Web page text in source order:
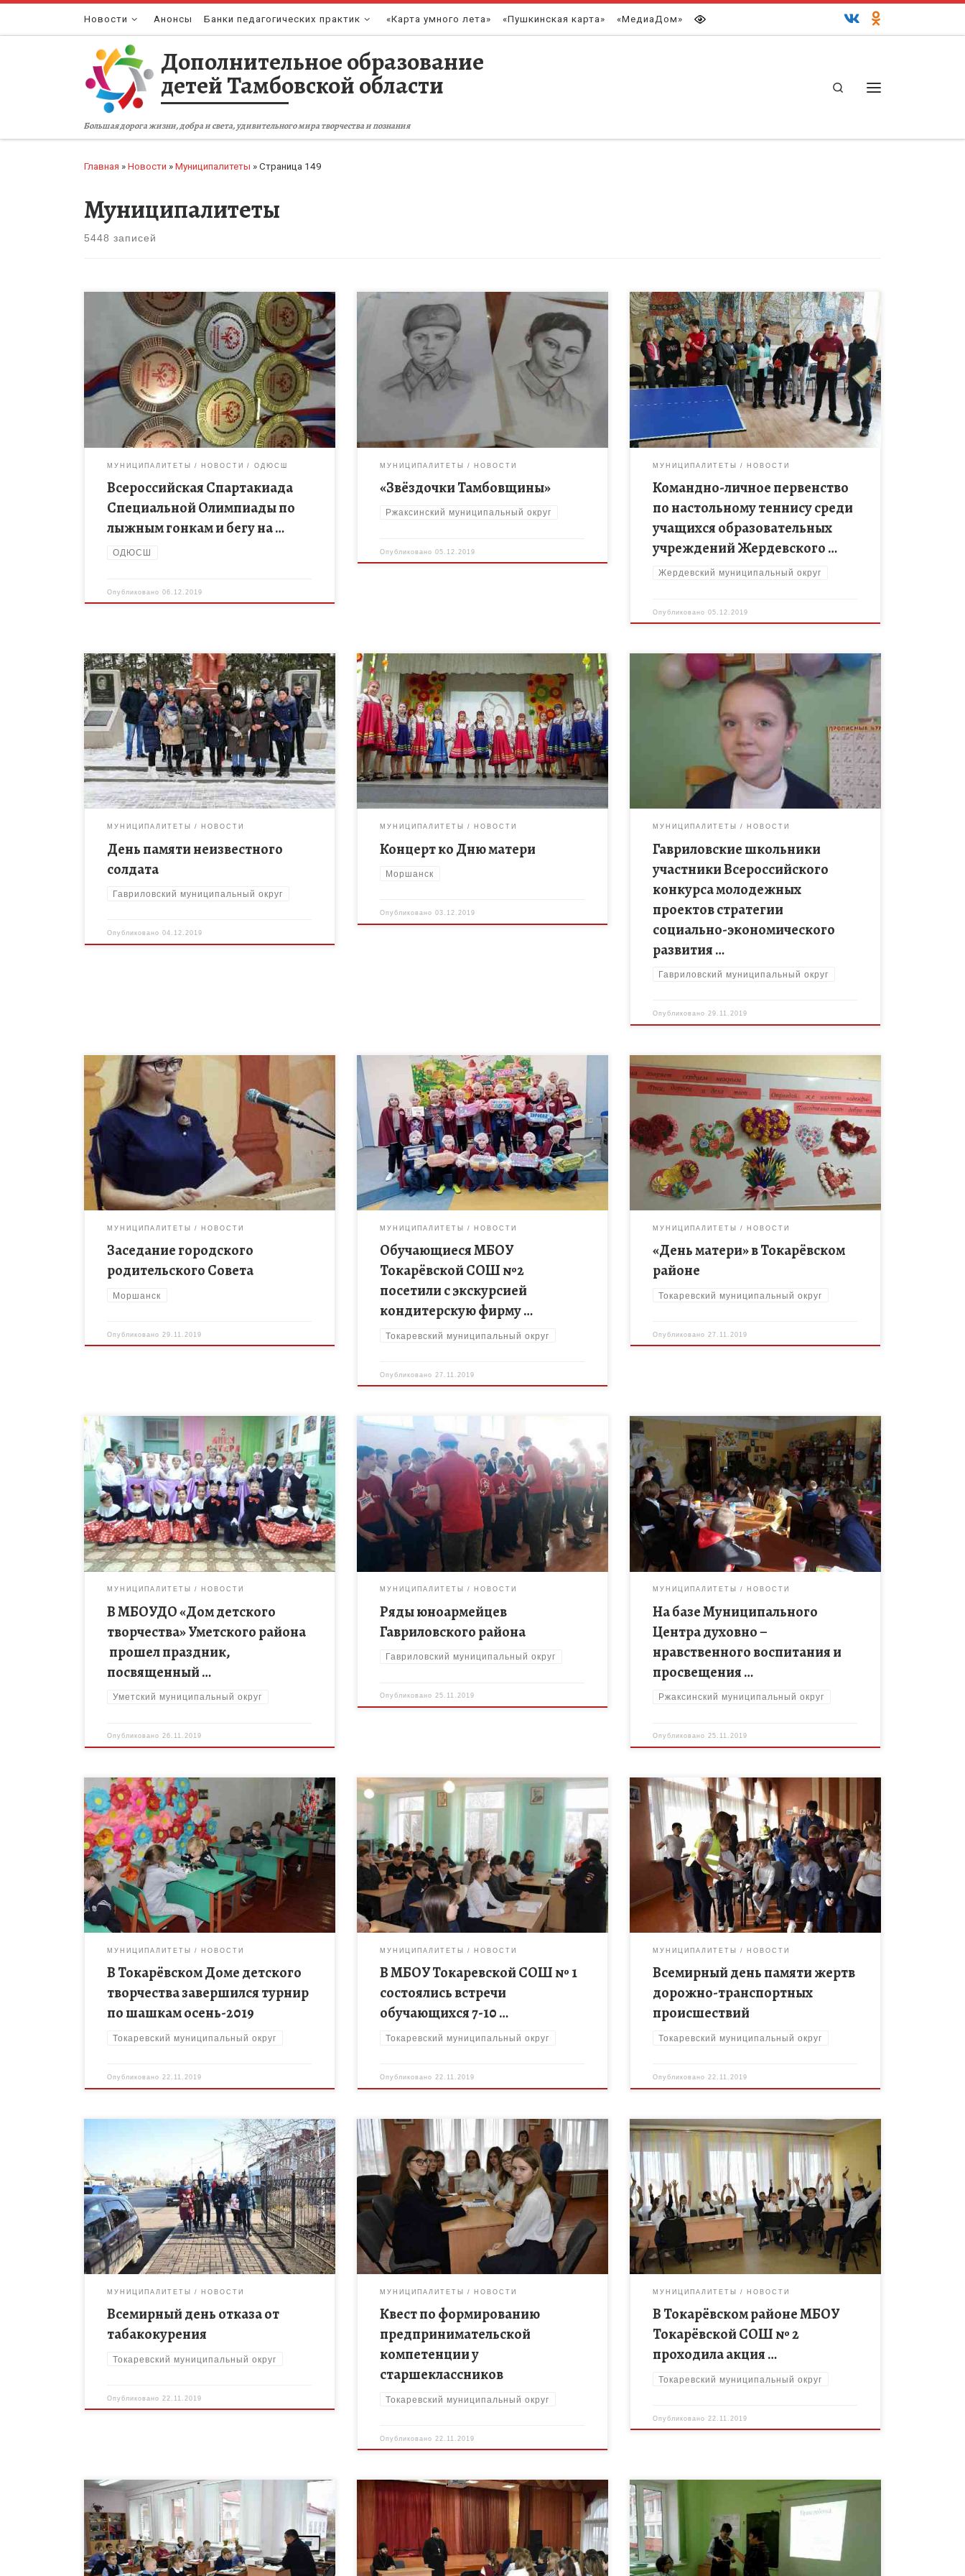
Перейти к содержимому
Новости Анонсы Банки педагогических практик «Карта умного лета» «Пушкинская карта» «МедиаДом»
Дополнительное образование
детей Тамбовской области
Большая дорога жизни, добра и света, удивительного мира творчества и познания
Search
Главная » Новости » Муниципалитеты » Страница 149
Муниципалитеты
5448 записей
С 1 по 5 декабря в городе Бердске Новосибирской
области прошла Всероссийская Спартакиада
Специальной Олимпиады по лыжным гонкам и бегу
на снегоступах. В 2019 году […]
МУНИЦИПАЛИТЕТЫ НОВОСТИ ОДЮСШ
Всероссийская Спартакиада
Специальной Олимпиады по
лыжным гонкам и бегу на …
ОДЮСШ
Опубликовано06.12.2019
В целях выявления, развития и поддержки
талантливых, одарённых детей 4 декабря 2019
года на базе МБОУ ДО «Дом детского творчества
им. Героя Советского Союза […]
МУНИЦИПАЛИТЕТЫ НОВОСТИ
«Звёздочки Тамбовщины»
Ржаксинский муниципальный округ
Опубликовано05.12.2019
4 декабря 2019 года на базе МБОУ ДО
Жердевского ДДТ прошло командно-личное
первенство по настольному теннису среди
учащихся образовательных учреждений
Жердевского района. В первенстве приняли […]
МУНИЦИПАЛИТЕТЫ НОВОСТИ
Командно-личное первенство
по настольному теннису среди
учащихся образовательных
учреждений Жердевского …
Жердевский муниципальный округ
Опубликовано05.12.2019
3 декабря во всех школах Гавриловского района
прошел День памяти неизвестного солдата. День
Неизвестного солдата — памятная дата в России, с
2014 года отмечаемая ежегодно […]
МУНИЦИПАЛИТЕТЫ НОВОСТИ
День памяти неизвестного
солдата
Гавриловский муниципальный округ
Опубликовано04.12.2019
В МБОУ ДО «Центр дополнительного образования
для детей» 28 и 29 ноября прошли концерты
посвящённые Дню матери. Участниками стали
учащиеся вокальных и танцевальных объединений
Центра. […]
МУНИЦИПАЛИТЕТЫ НОВОСТИ
Концерт ко Дню матери
Моршанск
Опубликовано03.12.2019
С 01.10. 19 — 22.11. 19 — был проведен заочный
этап Всероссийского конкурса молодежных
проектов стратегии социально-экономического
развития. «Россия 2035». Задачи конкурса
заключается в выработке […]
МУНИЦИПАЛИТЕТЫ НОВОСТИ
Гавриловские школьники
участники Всероссийского
конкурса молодежных
проектов стратегии
социально-экономического
развития …
Гавриловский муниципальный округ
Опубликовано29.11.2019
На базе МБОУ ДО «Центр дополнительного
образования для детей» 27 ноября прошло
заседание городского родительского Совета. В
мероприятие приняли участие руководители
муниципальных образовательных организаций,
заместители […]
МУНИЦИПАЛИТЕТЫ НОВОСТИ
Заседание городского
родительского Совета
Моршанск
Опубликовано 29.11.2019
22 ноября обучающиеся МБОУ Токарёвской СОШ
№2 под руководством Комоловой О.В. посетили с
экскурсией кондитерскую фирму «ТАКФ» в г.
Тамбове Продукция этой кондитерской фабрики
известна […]
МУНИЦИПАЛИТЕТЫ НОВОСТИ
Обучающиеся МБОУ
Токарёвской СОШ №2
посетили с экскурсией
кондитерскую фирму …
Токаревский муниципальный округ
Опубликовано 27.11.2019
В минувшее воскресенье вся страна отмечала
замечательный праздник «День матери». В
Токарёвском районе прошли разнообразные
мероприятия, посвященные этому дню. 24 ноября
в МБОУ ДО «Токарёвском […]
МУНИЦИПАЛИТЕТЫ НОВОСТИ
«День матери» в Токарёвском
районе
Токаревский муниципальный округ
Опубликовано 27.11.2019
25 ноября 2019 года в МБОУДО «Дом детского
творчества» Уметского района прошел праздник,
посвященный Дню матери. Ребята для своих
мамочек подготовили праздничный концерт. Дети
пели […]
МУНИЦИПАЛИТЕТЫ НОВОСТИ
В МБОУДО «Дом детского
творчества» Уметского района
прошел праздник,
посвященный …
Уметский муниципальный округ
Опубликовано26.11.2019
22 ноября 2019 года в МБОУ 2-Гавриловской СОШ
состоялась торжественная церемония посвящения
учащихся 5-х классов в ряды Всероссийского
детско-юношеского военно-патриотического
общественного движения «ЮНАРМИЯ». В ней […]
МУНИЦИПАЛИТЕТЫ НОВОСТИ
Ряды юноармейцев
Гавриловского района
Гавриловский муниципальный округ
Опубликовано25.11.2019
В целях привлечения внимания общества к
вопросам материнства и детства, повышения
общественного статуса многодетных семей,
формирования ценностных ориентаций у детей на
добро и мир 22 […]
МУНИЦИПАЛИТЕТЫ НОВОСТИ
На базе Муниципального
Центра духовно –
нравственного воспитания и
просвещения …
Ржаксинский муниципальный округ
Опубликовано25.11.2019
В Токарёвском Доме детского творчества
завершился турнир по шашкам осень-2019.
Дошкольники соревновались на протяжение двух
недель с 5 по 20 ноября. И 20 ноября определились
[…]
МУНИЦИПАЛИТЕТЫ НОВОСТИ
В Токарёвском Доме детского
творчества завершился турнир
по шашкам осень-2019
Токаревский муниципальный округ
Опубликовано22.11.2019
В рамках межведомственной комплексной
оперативно – профилактической операции «Дети
России -2019» в период с 15 по 18 ноября в МБОУ
Токаревской СОШ № 1 состоялись […]
МУНИЦИПАЛИТЕТЫ НОВОСТИ
В МБОУ Токаревской СОШ № 1
состоялись встречи
обучающихся 7-10 …
Токаревский муниципальный округ
Опубликовано22.11.2019
В рамках Всемирного дня памяти жертв дорожно-
транспортных происшествий. В целях привлечения
внимания общественности к проблемам,
связанным с обеспечением безопасности
дорожного движения, снижением смертности и
травматизма […]
МУНИЦИПАЛИТЕТЫ НОВОСТИ
Всемирный день памяти жертв
дорожно-транспортных
происшествий
Токаревский муниципальный округ
Опубликовано22.11.2019
15 ноября — Всемирный день отказа от
табакокурения! В этот день волонтерский отряд
МБОУ Токарёвская СОШ №2 «Рука в руке» провел
акцию «Конфета за сигарету» […]
МУНИЦИПАЛИТЕТЫ НОВОСТИ
Всемирный день отказа от
табакокурения
Токаревский муниципальный округ
Опубликовано 22.11.2019
В Токаревском актовом зале прошло мероприятие
с участием представителей Администрации района
и Регионального центра финансовой грамотности.
Специалист данного центра провела с
обучающимися 10-11 классов квест […]
МУНИЦИПАЛИТЕТЫ НОВОСТИ
Квест по формированию
предпринимательской
компетенции у
старшеклассников
Токаревский муниципальный округ
Опубликовано 22.11.2019
В период с 11 до 20 ноября в Токарёвском районе
МБОУ Токарёвской СОШ № 2 проходила акция
«Сообщи где торгуют смертью». В данный период,
в […]
МУНИЦИПАЛИТЕТЫ НОВОСТИ
В Токарёвском районе МБОУ
Токарёвской СОШ № 2
проходила акция …
Токаревский муниципальный округ
Опубликовано 22.11.2019
Начальник РЭО ОГИБДД МОМВД России
Мордовский в р.п. Мордово Собаев Г.Н. провел 20
ноября в МБОУ Токарёвской СОШ № 2
В актовом зале МБОУ Токарёвской СОШ № 2
прошла встреча отца Василия и отца Виталия со
старшеклассниками. Встреча проходила в
формате диалога. Ребята задавали интересующие
20 ноября — Всемирный день ребенка. Дети — это
большое счастье! Дети приносят ощущение
счастья. Жизнь, заполненная серыми буднями —
становится праздничным фейерверком. Ребенок